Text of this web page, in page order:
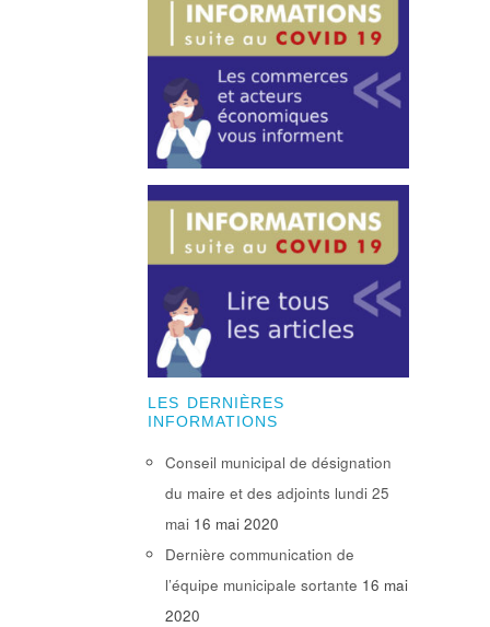
LES DERNIÈRES
INFORMATIONS
Conseil municipal de désignation
du maire et des adjoints lundi 25
mai 16 mai 2020
Dernière communication de
l’équipe municipale sortante 16 mai
2020